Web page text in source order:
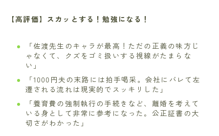
【高評価】スカッとする！勉強になる！
「佐渡先生のキャラが最高！ただの正義の味方じ
ゃなくて、クズをゴミ扱いする視線がたまらな
い」
「1000円夫の末路には拍手喝采。会社にバレて左
遷される流れは現実的でスッキリした」
「養育費の強制執行の手続きなど、離婚を考えて
いる身として非常に参考になった。公正証書の大
切さがわかった」